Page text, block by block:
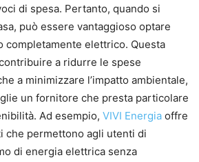
di spesa. Pertanto, quando si
può essere vantaggioso optare
completamente elettrico. Questa
a ridurre le spese
a minimizzare l’impatto ambientale,
un fornitore che presta particolare
Ad esempio, VIVI Energia offre
che permettono agli utenti di
di energia elettrica senza